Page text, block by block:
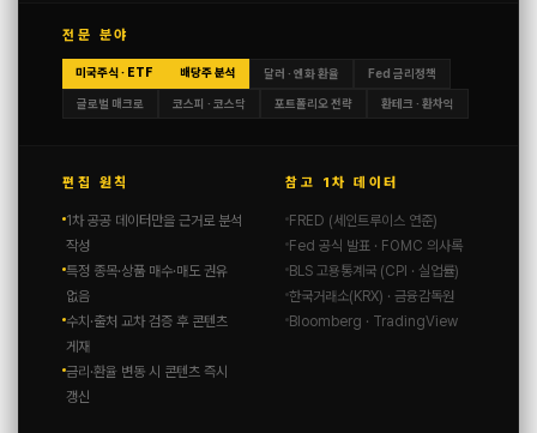
전문 분야
미국주식 · ETF 배당주 분석 달러 · 엔화 환율 Fed 금리정책
글로벌 매크로 코스피 · 코스닥 포트폴리오 전략 환테크 · 환차익
편집 원칙
1차 공공 데이터만을 근거로 분석
작성
특정 종목·상품 매수·매도 권유
없음
수치·출처 교차 검증 후 콘텐츠
게재
금리·환율 변동 시 콘텐츠 즉시
갱신
참고 1차 데이터
FRED (세인트루이스 연준)
Fed 공식 발표 · FOMC 의사록
BLS 고용통계국 (CPI · 실업률)
한국거래소(KRX) · 금융감독원
Bloomberg · TradingView